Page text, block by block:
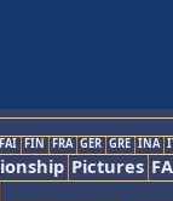
FAI FIN FRA GER GRE INA
Pictures